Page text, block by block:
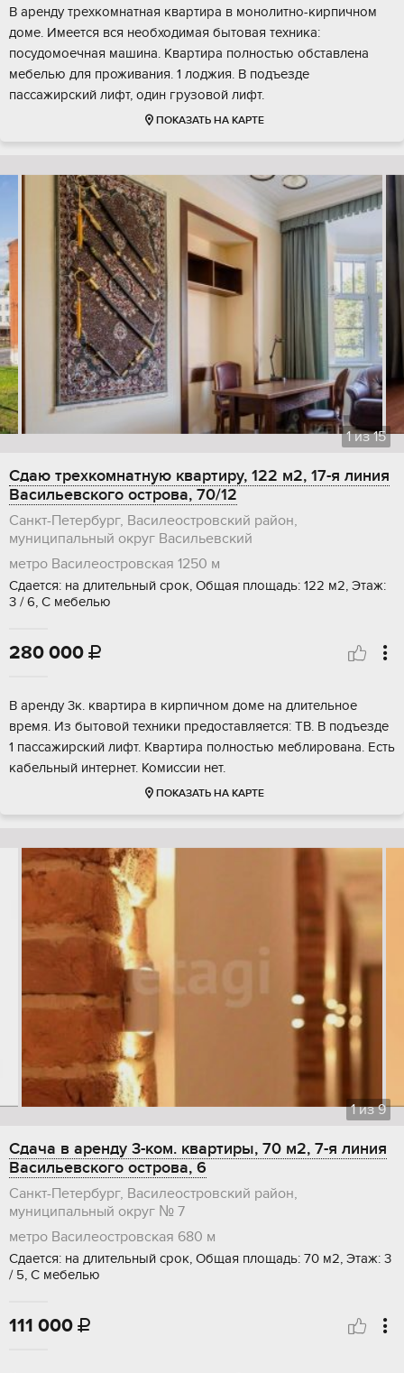
В аренду трехкомнатная квартира в монолитно-кирпичном
доме. Имеется вся необходимая бытовая техника:
посудомоечная машина. Квартира полностью обставлена
мебелью для проживания. 1 лоджия. В подъезде
пассажирский лифт, один грузовой лифт.
ПОКАЗАТЬ НА КАРТЕ
1из15
Сдаю трехкомнатную квартиру, 122 м2, 17-я линия
Васильевского острова, 70/12
Санкт-Петербург, Василеостровский район,
муниципальный округ Васильевский
метро Василеостровская 1250 м
Сдается: на длительный срок, Общая площадь: 122 м2, Этаж:
3 / 6, С мебелью
280 000 
В аренду 3к. квартира в кирпичном доме на длительное
время. Из бытовой техники предоставляется: ТВ. В подъезде
1 пассажирский лифт. Квартира полностью меблирована. Есть
кабельный интернет. Комиссии нет.
ПОКАЗАТЬ НА КАРТЕ
1из9
Сдача в аренду 3-ком. квартиры, 70 м2, 7-я линия
Васильевского острова, 6
Санкт-Петербург, Василеостровский район,
муниципальный округ № 7
метро Василеостровская 680 м
Сдается: на длительный срок, Общая площадь: 70 м2, Этаж: 3
/ 5, С мебелью
111 000 